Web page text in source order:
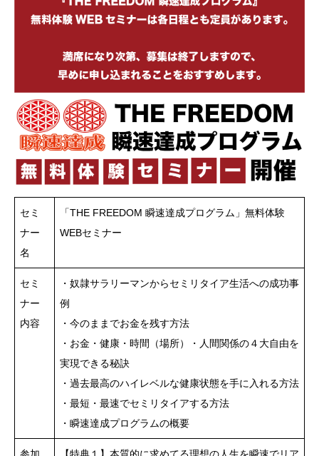
セミ
ナー
名
「THE FREEDOM 瞬速達成プログラム」無料体験
WEBセミナー
セミ
ナー
内容
・奴隷サラリーマンからセミリタイア生活への成功事
例
・今のままでお金を残す方法
・お金・健康・時間（場所）・人間関係の４大自由を
実現できる秘訣
・過去最高のハイレベルな健康状態を手に入れる方法
・最短・最速でセミリタイアする方法
・瞬速達成プログラムの概要
参加
【特典１】本質的に求めてる理想の人生を瞬速でリア